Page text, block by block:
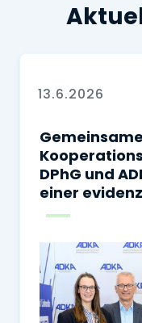
13.6.2026
DPhG und
einer
sicheren und